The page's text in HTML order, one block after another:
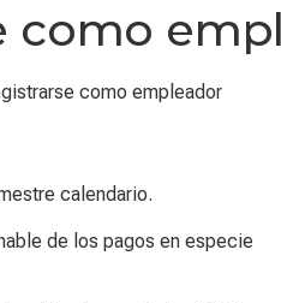
como
como empleador
calendario.
de los pagos en especie